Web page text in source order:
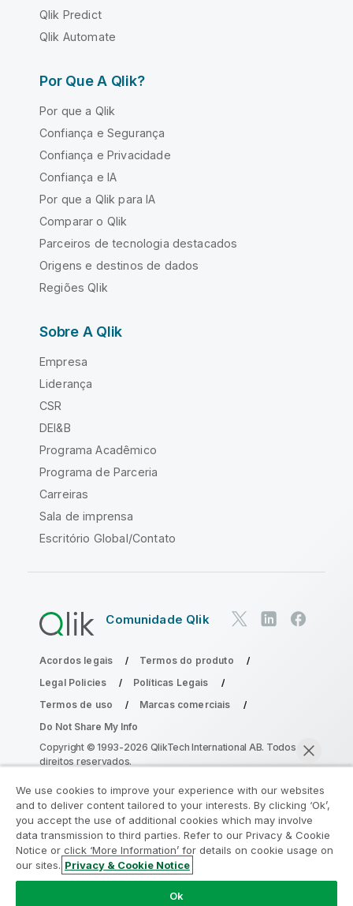
Bater papo agora
Qlik Predict
Qlik Automate
Por Que A Qlik?
Por que a Qlik
Confiança e Segurança
Confiança e Privacidade
Confiança e IA
Por que a Qlik para IA
Comparar o Qlik
Parceiros de tecnologia destacados
Origens e destinos de dados
Regiões Qlik
Sobre A Qlik
Empresa
Liderança
CSR
DEI&B
Programa Acadêmico
Programa de Parceria
Carreiras
Sala de imprensa
Escritório Global/Contato
Comunidade Qlik
Acordos legais
Termos do produto
Legal Policies
Políticas Legais
Termos de uso
Marcas comerciais
Do Not Share My Info
Copyright © 1993-2026 QlikTech International AB. Todos os
direitos reservados.
Participe do Programa de Modernização
do Analytics
Modernize sem comprometer seus valiosos aplicativos
QlikView com o Programa de Modernização do Analytics.
We use cookies to improve your experience with our websites
and to deliver content tailored to your interests. By clicking ‘Ok’,
you accept the use of additional cookies which may involve
data transmission to third parties. Refer to our Privacy & Cookie
Notice or click ‘More Information’ for details on cookie usage on
our sites. Privacy & Cookie Notice
Ok